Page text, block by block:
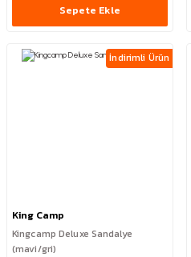
Sepete Ekle
İndirimli Ürün
King Camp
Kingcamp Deluxe Sandalye
(mavi/gri)